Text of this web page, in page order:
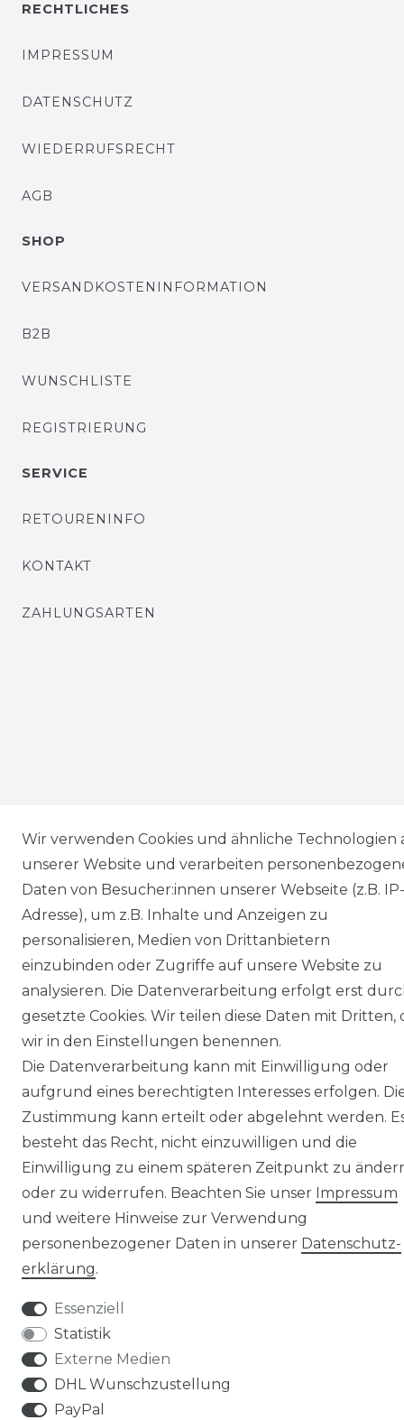
RECHTLICHES
IMPRESSUM
DATENSCHUTZ
WIEDERRUFSRECHT
AGB
SHOP
VERSANDKOSTENINFORMATION
B2B
WUNSCHLISTE
REGISTRIERUNG
SERVICE
RETOURENINFO
KONTAKT
ZAHLUNGSARTEN
© Copyright 2026 | Alle Rechte vorbehalten.
Wir verwenden Cookies und ähnliche Technologien
unserer Website und verarbeiten
Daten von Besucher:innen unserer Webseite (z.B. IP-
Adresse), um z.B. Inhalte und Anzeigen zu
personalisieren, Medien von Drittanbietern
einzubinden oder Zugriffe auf unsere Website zu
analysieren. Die Datenverarbeitung erfolgt erst
gesetzte Cookies. Wir teilen diese Daten mit Dritten,
wir in den Einstellungen benennen.
Die Datenverarbeitung kann mit Einwilligung oder
aufgrund eines berechtigten Interesses erfolgen.
Zustimmung kann erteilt oder abgelehnt werden.
besteht das Recht, nicht einzuwilligen und die
Einwilligung zu einem späteren Zeitpunkt zu
oder zu widerrufen. Beachten Sie unser Impressum
und weitere Hinweise zur Verwendung
personenbezogener Daten in unserer Daten­schutz­
erklärung.
Essenziell
Statistik
Externe Medien
DHL Wunschzustellung
PayPal